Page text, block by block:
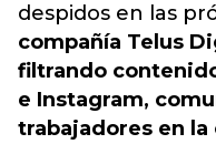
despidos en las
compañía Telus
filtrando
e Instagram,
trabajadores en la